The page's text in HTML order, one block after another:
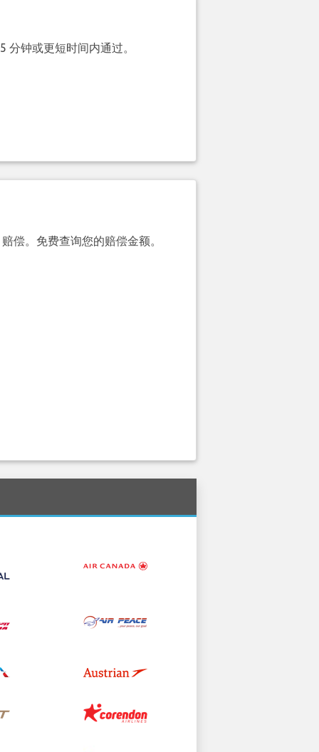
分钟或更短时间内通过。
偿。免费查询您的赔偿金额。